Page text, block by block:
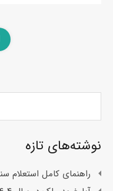
نوشته‌های تازه
راهنمای کامل استعلام